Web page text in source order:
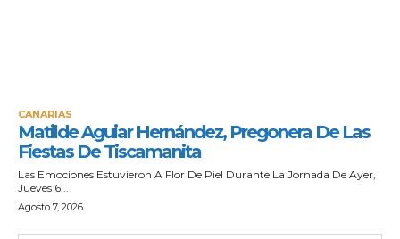
CANARIAS
Matilde Aguiar Hernández, Pregonera De Las
Fiestas De Tiscamanita
Las Emociones Estuvieron A Flor De Piel Durante La Jornada De Ayer,
Jueves 6...
Agosto 7, 2026